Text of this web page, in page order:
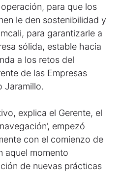
para que los
le den sostenibilidad y
para garantizarle a
sólida, estable hacia
a los retos del
de las Empresas
Jaramillo.
explica el Gerente, el
empezó
con el comienzo de
aquel momento
de nuevas prácticas